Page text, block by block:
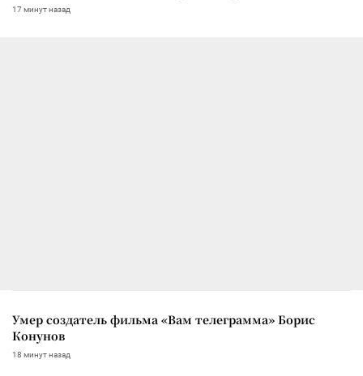
17 минут назад
Умер создатель фильма «Вам телеграмма» Борис
Конунов
18 минут назад